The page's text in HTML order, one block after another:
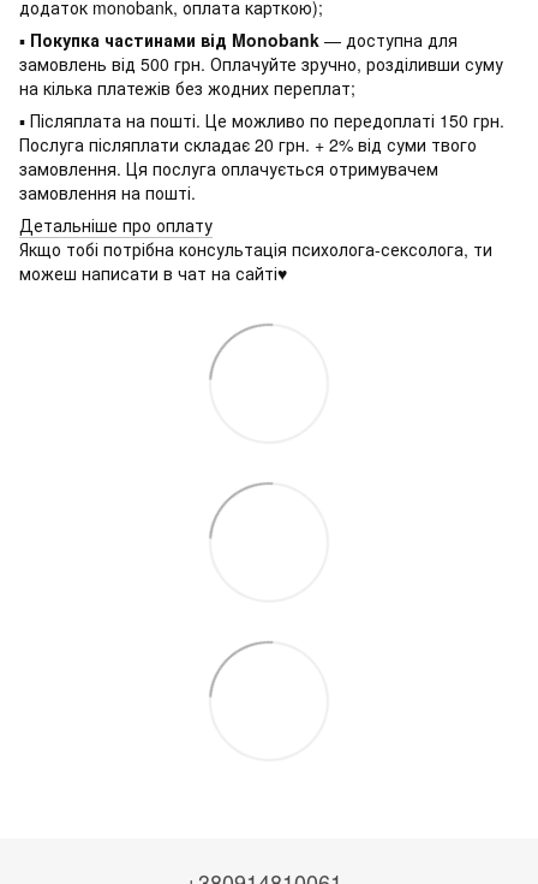
додаток monobank, оплата карткою);
▪ Покупка частинами від Monobank — доступна для
замовлень від 500 грн. Оплачуйте зручно, розділивши суму
на кілька платежів без жодних переплат;
▪ Післяплата на пошті. Це можливо по передоплаті 150 грн.
Послуга післяплати складає 20 грн. + 2% від суми твого
замовлення. Ця послуга оплачується отримувачем
замовлення на пошті.
Детальніше про оплату
Якщо тобі потрібна консультація психолога-сексолога, ти
можеш написати в чат на сайті♥